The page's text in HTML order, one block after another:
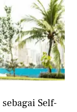
Self-